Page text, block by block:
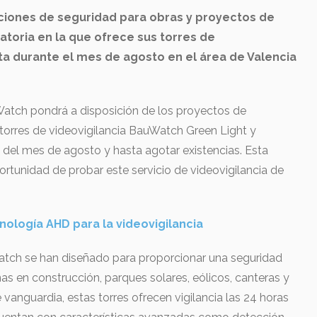
de seguridad para obras y proyectos de
en la que ofrece sus torres de
durante el mes de agosto en el área de Valencia
pondrá a disposición de los proyectos de
de videovigilancia BauWatch Green Light y
mes de agosto y hasta agotar existencias. Esta
de probar este servicio de videovigilancia de
AHD para la videovigilancia
se han diseñado para proporcionar una seguridad
en construcción, parques solares, eólicos, canteras y
estas torres ofrecen vigilancia las 24 horas